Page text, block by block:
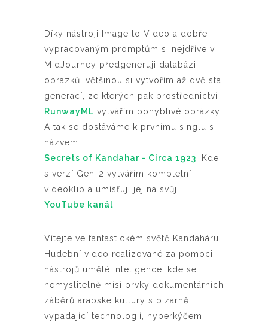
Díky nástroji Image to Video a dobře
vypracovaným promptům si nejdříve v
MidJourney předgeneruji databázi
obrázků, většinou si vytvořím až dvě sta
generací, ze kterých pak prostřednictví
RunwayML vytvářím pohyblivé obrázky.
A tak se dostáváme k prvnímu singlu s
názvem
Secrets of Kandahar - Circa 1923 . Kde
s verzí Gen-2 vytvářím kompletní
videoklip a umísťuji jej na svůj
YouTube kanál
Vítejte ve fantastickém světě Kandaháru.
Hudební video realizované za pomoci
nástrojů umělé inteligence, kde se
nemyslitelně mísí prvky dokumentárních
záběrů arabské kultury s bizarně
vypadající technologií, hyperkýčem,